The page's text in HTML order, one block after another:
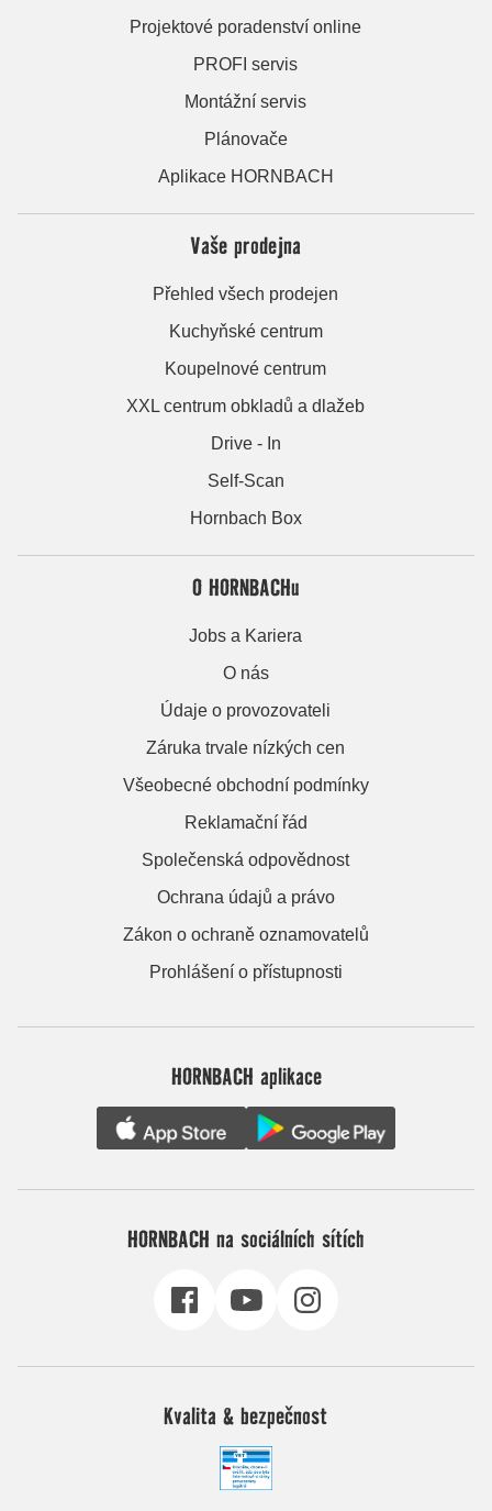
Projektové poradenství online
PROFI servis
Montážní servis
Plánovače
Aplikace HORNBACH
Vaše prodejna
Přehled všech prodejen
Kuchyňské centrum
Koupelnové centrum
XXL centrum obkladů a dlažeb
Drive - In
Self-Scan
Hornbach Box
O HORNBACHu
Jobs a Kariera
O nás
Údaje o provozovateli
Záruka trvale nízkých cen
Všeobecné obchodní podmínky
Reklamační řád
Společenská odpovědnost
Ochrana údajů a právo
Zákon o ochraně oznamovatelů
Prohlášení o přístupnosti
HORNBACH aplikace
HORNBACH na sociálních sítích
Kvalita & bezpečnost